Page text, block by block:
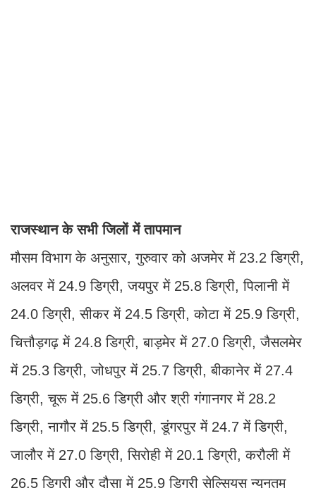
राजस्थान के सभी जिलों में तापमान
मौसम विभाग के अनुसार, गुरुवार को अजमेर में 23.2 डिग्री,
अलवर में 24.9 डिग्री, जयपुर में 25.8 डिग्री, पिलानी में
24.0 डिग्री, सीकर में 24.5 डिग्री, कोटा में 25.9 डिग्री,
चित्तौड़गढ़ में 24.8 डिग्री, बाड़मेर में 27.0 डिग्री, जैसलमेर
में 25.3 डिग्री, जोधपुर में 25.7 डिग्री, बीकानेर में 27.4
डिग्री, चूरू में 25.6 डिग्री और श्री गंगानगर में 28.2
डिग्री, नागौर में 25.5 डिग्री, डूंगरपुर में 24.7 में डिग्री,
जालौर में 27.0 डिग्री, सिरोही में 20.1 डिग्री, करौली में
26.5 डिग्री और दौसा में 25.9 डिग्री सेल्सियस न्यूनतम